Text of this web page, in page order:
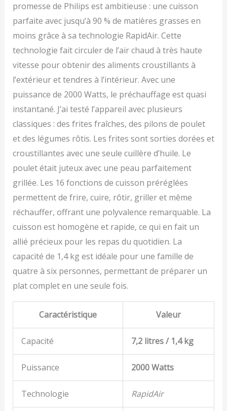
saine, incluant des
options végétaliennes et
promesse de Philips est ambitieuse : une cuisson
parfaite avec jusqu’à 90 % de matières grasses en
moins grâce à sa technologie RapidAir. Cette
technologie fait circuler de l’air chaud à très haute
vitesse pour obtenir des aliments croustillants à
l’extérieur et tendres à l’intérieur. Avec une
puissance de 2000 Watts, le préchauffage est quasi
instantané. J’ai testé l’appareil avec plusieurs
classiques : des frites fraîches, des pilons de poulet
et des légumes rôtis. Les frites sont sorties dorées et
croustillantes avec une seule cuillère d’huile. Le
poulet était juteux avec une peau parfaitement
grillée. Les 16 fonctions de cuisson préréglées
permettent de frire, cuire, rôtir, griller et même
réchauffer, offrant une polyvalence remarquable. La
cuisson est homogène et rapide, ce qui en fait un
allié précieux pour les repas du quotidien. La
capacité de 1,4 kg est idéale pour une famille de
quatre à six personnes, permettant de préparer un
plat complet en une seule fois.
Caractéristique Valeur
Capacité 7,2 litres / 1,4 kg
Puissance 2000 Watts
Technologie RapidAir